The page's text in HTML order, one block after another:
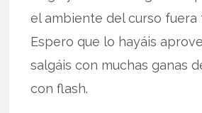
el ambiente del curso fuera
Espero que lo hayáis
salgáis con muchas ganas
con flash.